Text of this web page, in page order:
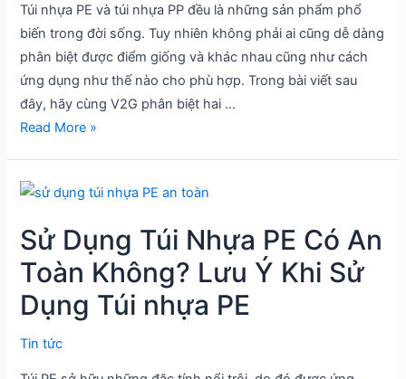
Túi nhựa PE và túi nhựa PP đều là những sản phẩm phổ
biến trong đời sống. Tuy nhiên không phải ai cũng dễ dàng
phân biệt được điểm giống và khác nhau cũng như cách
ứng dụng như thế nào cho phù hợp. Trong bài viết sau
đây, hãy cùng V2G phân biệt hai …
nhựa
PP:
Túi
nào
tốt
hơn?
Read More »
Sử Dụng Túi Nhựa PE Có An
Toàn Không? Lưu Ý Khi Sử
Dụng Túi nhựa PE
Tin tức
Sử
Túi
Nhựa
PE
Có